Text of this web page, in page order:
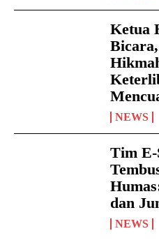
Ketua
NEWS
Tim E-
dan
NEWS